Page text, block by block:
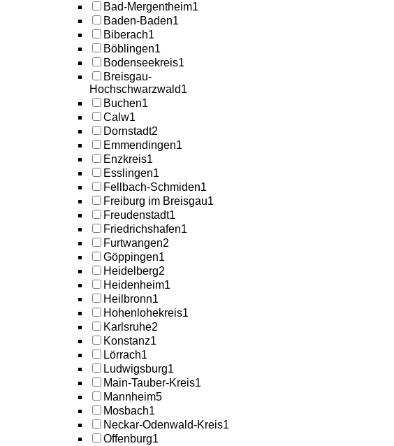
Bad-Mergentheim1
Baden-Baden1
Biberach1
Böblingen1
Bodenseekreis1
Breisgau-
Hochschwarzwald1
Buchen1
Calw1
Dornstadt2
Emmendingen1
Enzkreis1
Esslingen1
Fellbach-Schmiden1
Freiburg im Breisgau1
Freudenstadt1
Friedrichshafen1
Furtwangen2
Göppingen1
Heidelberg2
Heidenheim1
Heilbronn1
Hohenlohekreis1
Karlsruhe2
Konstanz1
Lörrach1
Ludwigsburg1
Main-Tauber-Kreis1
Mannheim5
Mosbach1
Neckar-Odenwald-Kreis1
Offenburg1